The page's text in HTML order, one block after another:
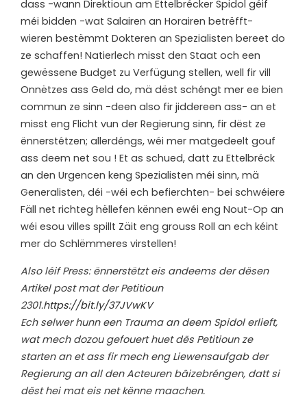
dass -wann Direktioun am Ettelbrécker Spidol géif
méi bidden -wat Salairen an Horairen betrëfft-
wieren bestëmmt Dokteren an Spezialisten bereet do
ze schaffen! Natierlech misst den Staat och een
gewëssene Budget zu Verfügung stellen, well fir vill
Onnëtzes ass Geld do, mä dëst schéngt mer ee bien
commun ze sinn -deen also fir jiddereen ass- an et
misst eng Flicht vun der Regierung sinn, fir dëst ze
ënnerstétzen; allerdéngs, wéi mer matgedeelt gouf
ass deem net sou ! Et as schued, datt zu Ettelbréck
an den Urgencen keng Spezialisten méi sinn, mä
Generalisten, déi -wéi ech befierchten- bei schwéiere
Fäll net richteg hëllefen kënnen ewéi eng Nout-Op an
wéi esou villes spillt Zäit eng grouss Roll an ech kéint
mer do Schlëmmeres virstellen!
Also léif Press: ënnerstëtzt eis andeems der dësen
Artikel post mat der Petitioun
2301.https://bit.ly/37JVwKV
Ech selwer hunn een Trauma an deem Spidol erlieft,
wat mech dozou gefouert huet dës Petitioun ze
starten an et ass fir mech eng Liewensaufgab der
Regierung an all den Acteuren bäizebréngen, datt si
dëst hei mat eis net kënne maachen.